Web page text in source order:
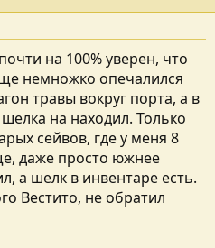
на 100% уверен, что
немножко опечалился
травы вокруг порта, а в
на находил. Только
сейвов, где у меня 8
даже просто южнее
а шелк в инвентаре есть.
Вестито, не обратил